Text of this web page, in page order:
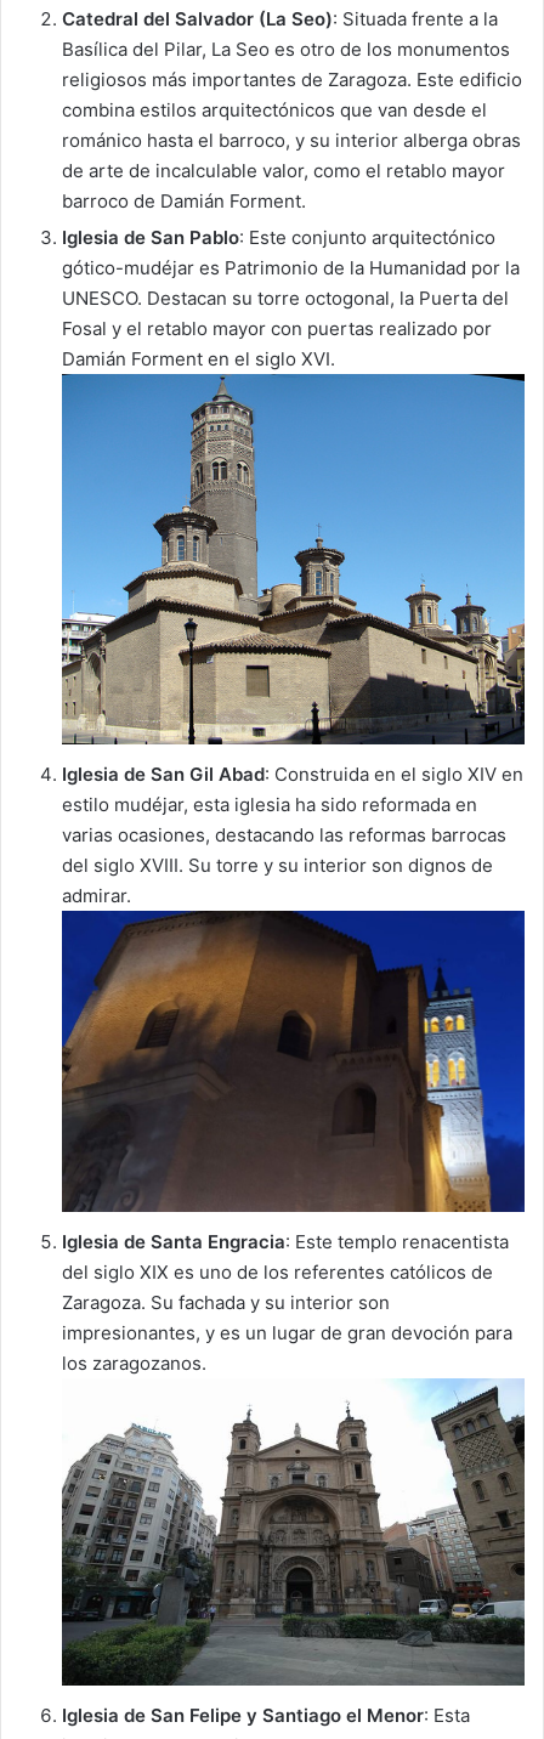
Catedral del Salvador (La Seo): Situada frente a la
Basílica del Pilar, La Seo es otro de los monumentos
religiosos más importantes de Zaragoza. Este edificio
combina estilos arquitectónicos que van desde el
románico hasta el barroco, y su interior alberga obras
de arte de incalculable valor, como el retablo mayor
barroco de Damián Forment.
Iglesia de San Pablo: Este conjunto arquitectónico
gótico-mudéjar es Patrimonio de la Humanidad por la
UNESCO. Destacan su torre octogonal, la Puerta del
Fosal y el retablo mayor con puertas realizado por
Damián Forment en el siglo XVI.
Iglesia de San Gil Abad: Construida en el siglo XIV en
estilo mudéjar, esta iglesia ha sido reformada en
varias ocasiones, destacando las reformas barrocas
del siglo XVIII. Su torre y su interior son dignos de
admirar.
Iglesia de Santa Engracia: Este templo renacentista
del siglo XIX es uno de los referentes católicos de
Zaragoza. Su fachada y su interior son
impresionantes, y es un lugar de gran devoción para
los zaragozanos.
Iglesia de San Felipe y Santiago el Menor: Esta